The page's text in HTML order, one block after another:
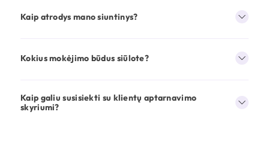
Kaip atrodys mano siuntinys?
Kokius mokėjimo būdus siūlote?
Kaip galiu susisiekti su klientų aptarnavimo
skyriumi?